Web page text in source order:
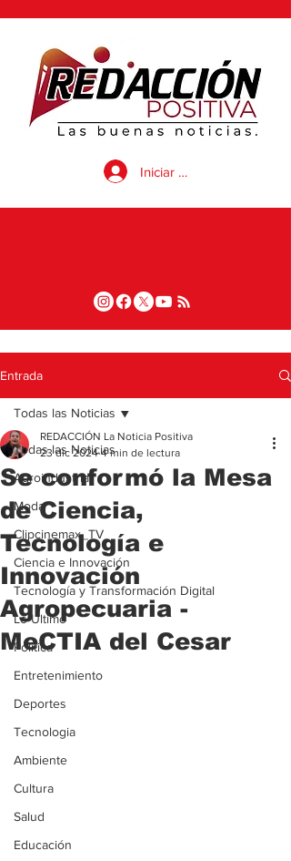
Iniciar sesión
Entrada
Todas las Noticias
Agroindustria
Moda
Clipcinemax_TV
Ciencia e Innovación
Tecnología y Transformación Digital
Lo Ultimo
Politica
Entretenimiento
Deportes
Tecnologia
Ambiente
Cultura
Salud
Educación
Todas las Noticias
Se conformó la Mesa
de Ciencia,
Tecnología e
Innovación
Agropecuaria -
MeCTIA del Cesar
REDACCIÓN La Noticia Positiva
23 dic 2024 4 min de lectura